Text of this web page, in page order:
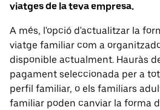
viatges de la teva empresa.
A més, l'opció d'actualitzar la
viatge familiar com a
disponible actualment. Hauràs
pagament seleccionada per a
perfil familiar, o els familiars
familiar poden canviar la forma